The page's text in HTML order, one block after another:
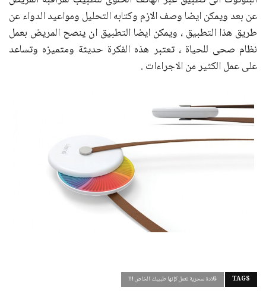
عن بعد ويمكن ايضا وصف الازم وكتابه التحليل ومواعيد الدواء عن
طريق هذا التطبيق ، ويمكن ايضا التطبيق ان ينصح المريض بعمل
نظام صحى للحياة ، تعتبر هذه الفكرة حديثة ومتميزه وتساعد
على عمل الكثير من الاجراءات .
TAGS قلادة سحرية تعمل كإنها طبيبك الخاص !!!